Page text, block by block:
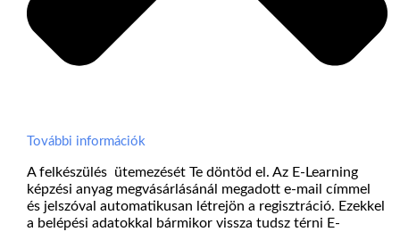
További információk
A felkészülés ütemezését Te döntöd el. Az E-Learning
képzési anyag megvásárlásánál megadott e-mail címmel
és jelszóval automatikusan létrejön a regisztráció. Ezekkel
a belépési adatokkal bármikor vissza tudsz térni E-